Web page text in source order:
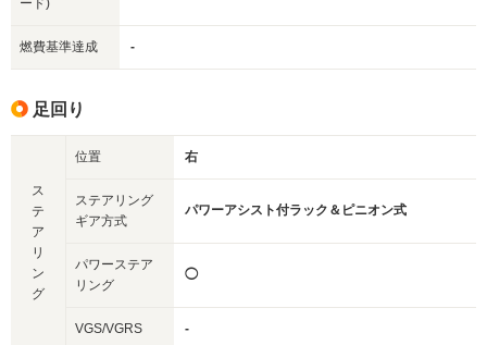
ード)
燃費基準達成 -
足回り
ス
テ
ア
リ
ン
グ
位置 右
ステアリング
ギア方式
パワーアシスト付ラック＆ピニオン式
パワーステア
リング
◯
VGS/VGRS -